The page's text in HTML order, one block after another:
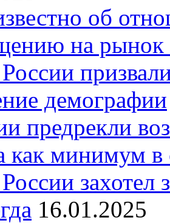
об
на рынок
демографии
предрекли
как минимум в
захотел
16.01.2025